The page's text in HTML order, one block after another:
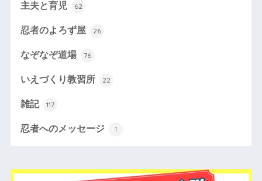
主夫と育児 62
忍者のよろず屋 26
なぞなぞ道場 76
いえづくり教習所 22
雑記 117
忍者へのメッセージ 1